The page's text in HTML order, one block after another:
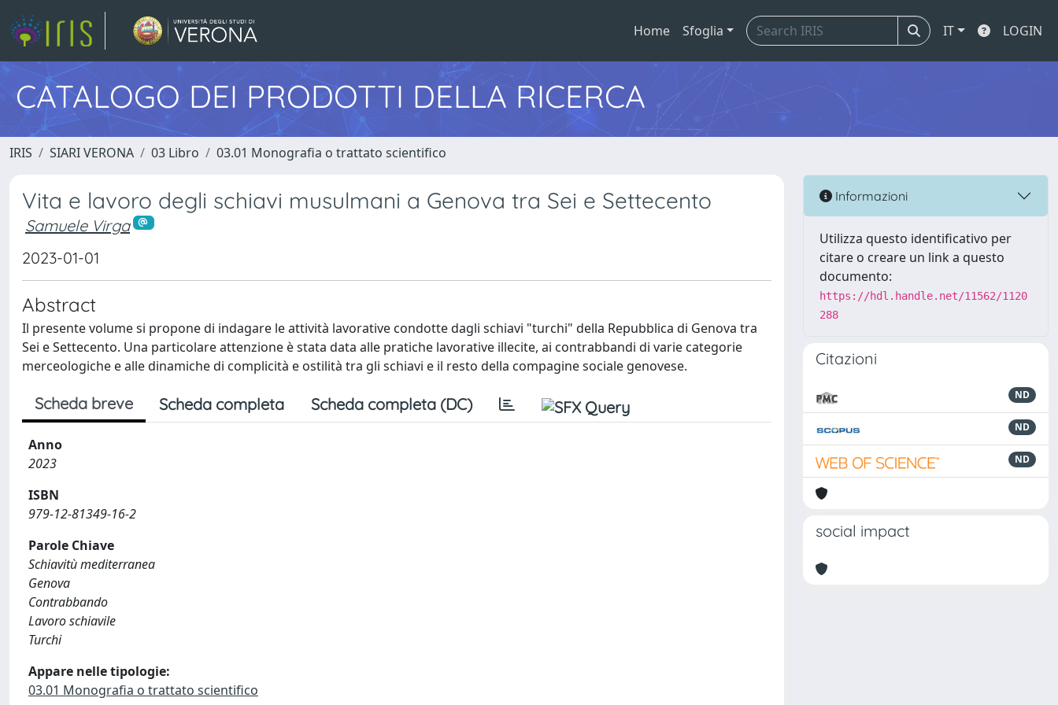
Home Sfoglia IT LOGIN
CATALOGO DEI PRODOTTI DELLA RICERCA
IRIS SIARI VERONA 03 Libro 03.01 Monografia o trattato scientifico
Vita e lavoro degli schiavi musulmani a Genova tra Sei e Settecento
Samuele Virga
2023-01-01
Abstract
Il presente volume si propone di indagare le attività lavorative condotte dagli schiavi "turchi" della Repubblica di Genova tra
Sei e Settecento. Una particolare attenzione è stata data alle pratiche lavorative illecite, ai contrabbandi di varie categorie
merceologiche e alle dinamiche di complicità e ostilità tra gli schiavi e il resto della compagine sociale genovese.
Scheda breve Scheda completa Scheda completa (DC)
Anno
2023
ISBN
979-12-81349-16-2
Parole Chiave
Schiavitù mediterranea
Genova
Contrabbando
Lavoro schiavile
Turchi
Appare nelle tipologie:
03.01 Monografia o trattato scientifico
Informazioni
Utilizza questo identificativo per
citare o creare un link a questo
documento:
https://hdl.handle.net/11562/1120
288
Citazioni
ND
ND
ND
social impact